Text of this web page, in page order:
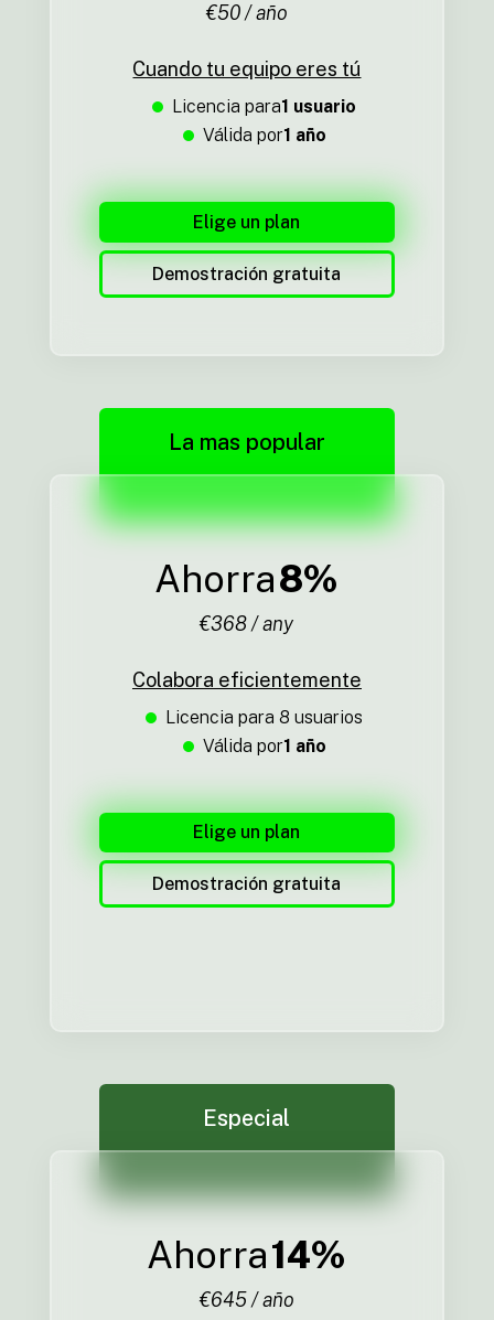
€50 / año
Cuando tu equipo eres tú
Licencia para1 usuario
Válida por1 año
Elige un plan
Demostración gratuita
La mas popular
Ahorra8%
€368 / any
Colabora eficientemente
Licencia para 8 usuarios
Válida por1 año
Elige un plan
Demostración gratuita
Especial
Ahorra14%
€645 / año